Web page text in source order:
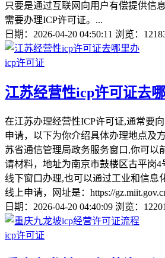
只要是通过互联网向用户有偿提供信
需要办理ICP许可证。...
日期：2026-04-20 04:50:11 浏览：
icp许可证
江苏经营性icp许可证去
在江苏办理经营性ICP许可证,通常要
申请，以下为你介绍具体办理地点及
苏省通信管理局政务服务窗口,你可以
请材料，地址为南京市鼓楼区古平岗4
线下窗口办理,也可以通过工业和信息
线上申请，网址是：https://
日期：2026-04-20 04:40:09 浏览：
icp许可证